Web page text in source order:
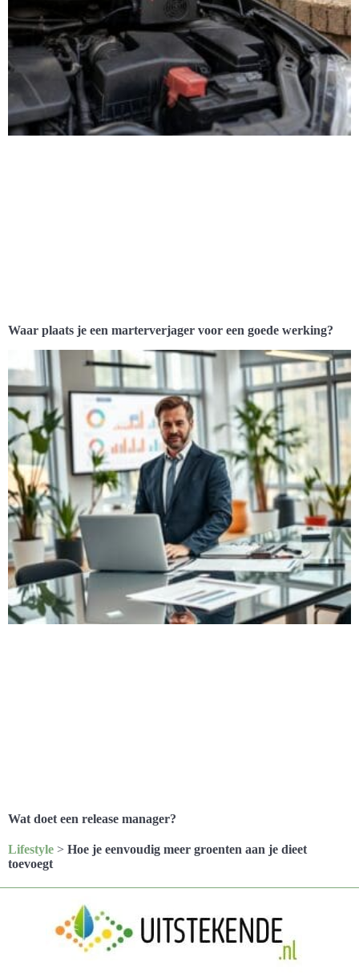
Waar plaats je een marterverjager voor een goede werking?
Wat doet een release manager?
Lifestyle > Hoe je eenvoudig meer groenten aan je dieet
toevoegt